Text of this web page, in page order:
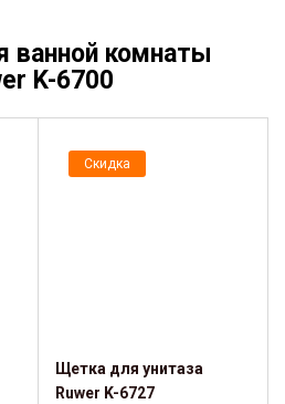
ванной комнаты
K-6700
Скидка
Щетка для унитаза
Ruwer K-6727